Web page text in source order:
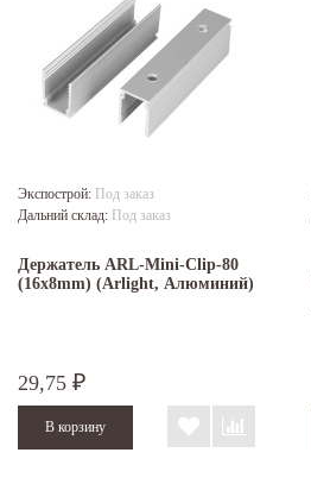
Экспострой: Под заказ
Дальний склад: Под заказ
Держатель ARL-Mini-Clip-80
(16x8mm) (Arlight, Алюминий)
29,75 ₽